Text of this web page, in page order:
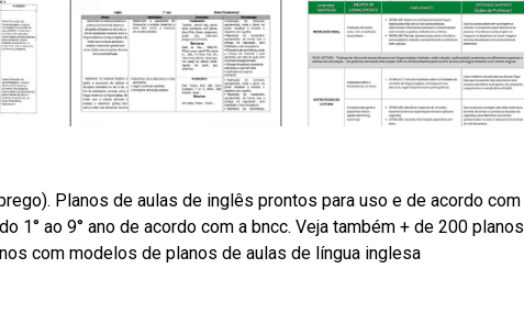
Planos de aulas de inglês prontos para uso e de acordo com
1° ao 9° ano de acordo com a bncc. Veja também + de 200 planos
com modelos de planos de aulas de língua inglesa